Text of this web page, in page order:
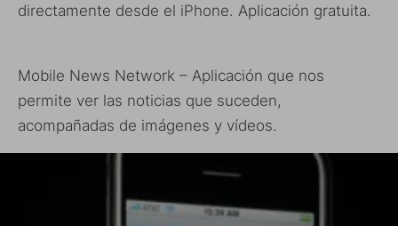
directamente desde el iPhone. Aplicación gratuita.
Mobile News Network – Aplicación que nos
permite ver las noticias que suceden,
acompañadas de imágenes y vídeos.